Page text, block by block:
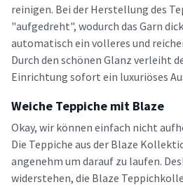
reinigen. Bei der Herstellung des
"aufgedreht", wodurch das Garn
automatisch ein volleres und
Durch den schönen Glanz verleiht
Einrichtung sofort ein luxuriöses
Weiche Teppiche mit Blaze
Okay, wir können einfach nicht
Die Teppiche aus der Blaze
angenehm um darauf zu laufen.
widerstehen, die Blaze